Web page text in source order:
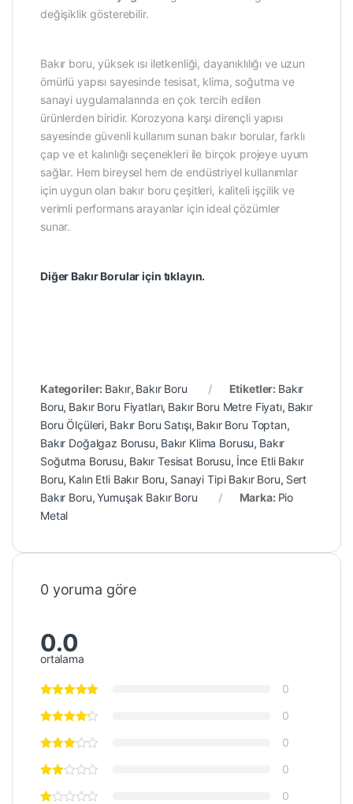
değişiklik gösterebilir.
Bakır boru, yüksek ısı iletkenliği, dayanıklılığı ve uzun
ömürlü yapısı sayesinde tesisat, klima, soğutma ve
sanayi uygulamalarında en çok tercih edilen
ürünlerden biridir. Korozyona karşı dirençli yapısı
sayesinde güvenli kullanım sunan bakır borular, farklı
çap ve et kalınlığı seçenekleri ile birçok projeye uyum
sağlar. Hem bireysel hem de endüstriyel kullanımlar
için uygun olan bakır boru çeşitleri, kaliteli işçilik ve
verimli performans arayanlar için ideal çözümler
sunar.
Diğer Bakır Borular için tıklayın.
Kategoriler: Bakır, Bakır Boru Etiketler: Bakır
Boru, Bakır Boru Fiyatları, Bakır Boru Metre Fiyatı, Bakır
Boru Ölçüleri, Bakır Boru Satışı, Bakır Boru Toptan,
Bakır Doğalgaz Borusu, Bakır Klima Borusu, Bakır
Soğutma Borusu, Bakır Tesisat Borusu, İnce Etli Bakır
Boru, Kalın Etli Bakır Boru, Sanayi Tipi Bakır Boru, Sert
Bakır Boru,Yumuşak Bakır Boru Marka: Pio
Metal
0 yoruma göre
0.0
ortalama
0
0
0
0
0